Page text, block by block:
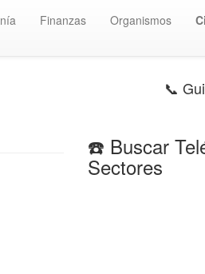
Finanzas Organismos
📞
☎️ Buscar
Sectores